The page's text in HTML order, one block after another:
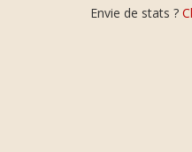
Envie de stats ?